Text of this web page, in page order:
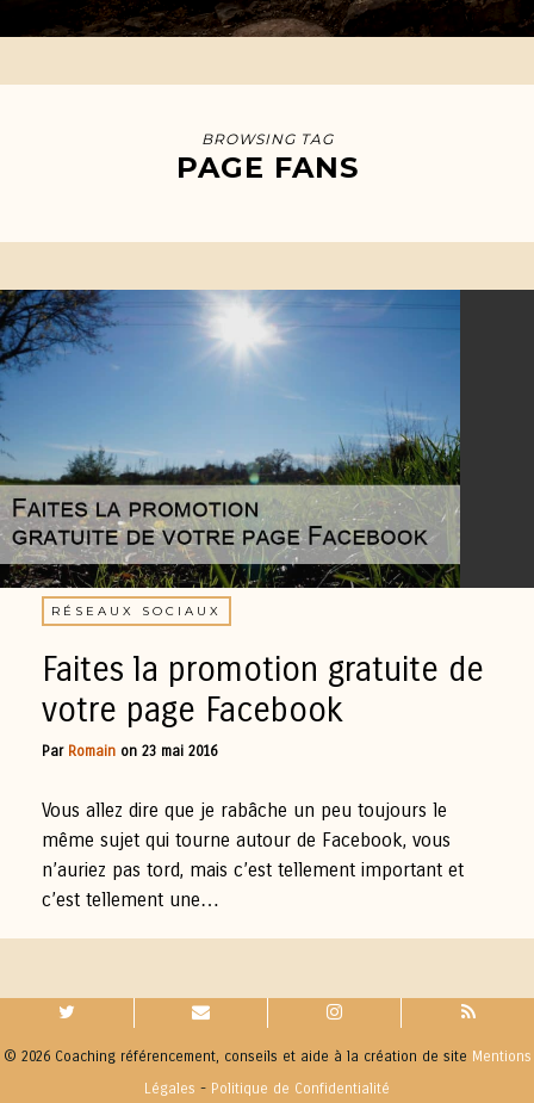
BROWSING TAG
PAGE FANS
RÉSEAUX SOCIAUX
Faites la promotion gratuite de
votre page Facebook
Par Romain on 23 mai 2016
Vous allez dire que je rabâche un peu toujours le
même sujet qui tourne autour de Facebook, vous
n’auriez pas tord, mais c’est tellement important et
c’est tellement une…
© 2026 Coaching référencement, conseils et aide à la création de site Mentions
Légales - Politique de Confidentialité